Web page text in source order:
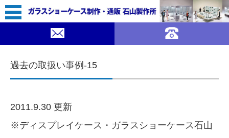
過去の取扱い事例-15
2011.9.30 更新
※ディスプレイケース・ガラスショーケース石山